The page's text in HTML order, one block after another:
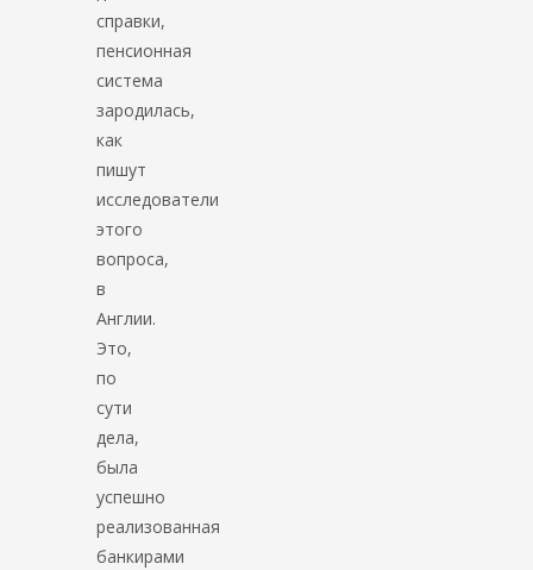
справки,
пенсионная
система
зародилась,
как
пишут
исследователи
этого
вопроса,
в
Англии.
Это,
по
сути
дела,
была
успешно
реализованная
банкирами